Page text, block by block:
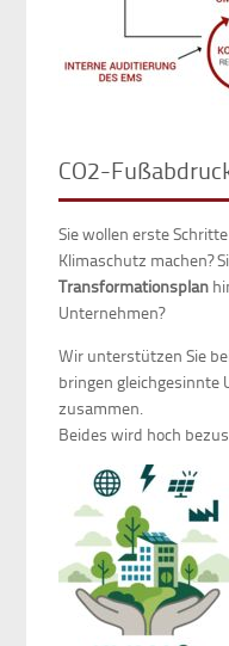
CO2-
Sie wollen erste
Klimaschutz machen?
Transformationsplan
Unternehmen?
Wir unterstützen Sie
bringen gleichgesinnte
zusammen.
Beides wird hoch